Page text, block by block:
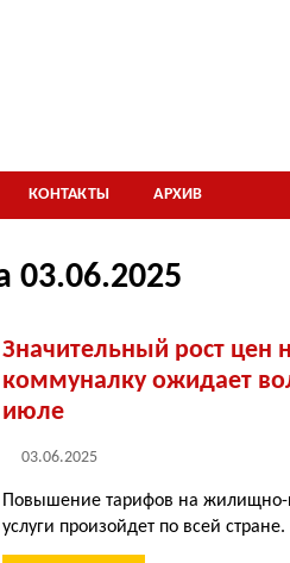
КОНТАКТЫ АРХИВ
03.06.2025
Значительный рост цен
коммуналку ожидает
июле
03.06.2025
Повышение тарифов на
услуги произойдет по всей стране.